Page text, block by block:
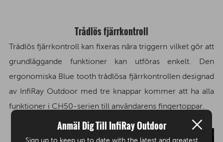
Trådlös fjärrkontroll
Trådlös fjärrkontroll kan fixeras nära triggern vilket gör att
grundläggande funktioner kan utföras enkelt. Den
ergonomiska Blue tooth trådlösa fjärrkontrollen designad
av InfiRay Outdoor med tre knappar kommer att ha alla
funktioner i CH50-serien till användarens fingertoppar.
Anmäl Dig Till InfiRay Outdoor
Sign up to keep up to date with the latest and greatest